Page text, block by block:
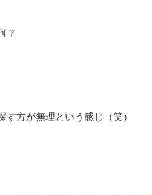
？
す方が無理という感じ（笑）